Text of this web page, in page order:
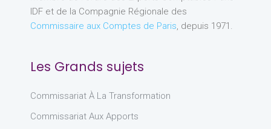
IDF et de la Compagnie Régionale des
Commissaire aux Comptes de Paris, depuis 1971.
Les Grands sujets
Commissariat À La Transformation
Commissariat Aux Apports